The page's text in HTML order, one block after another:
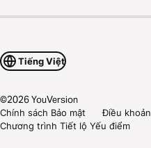
Tiếng Việt
©2026YouVersion
Chính sách Bảo mật
Điều khoản
Chương trình Tiết lộ Yếu điểm